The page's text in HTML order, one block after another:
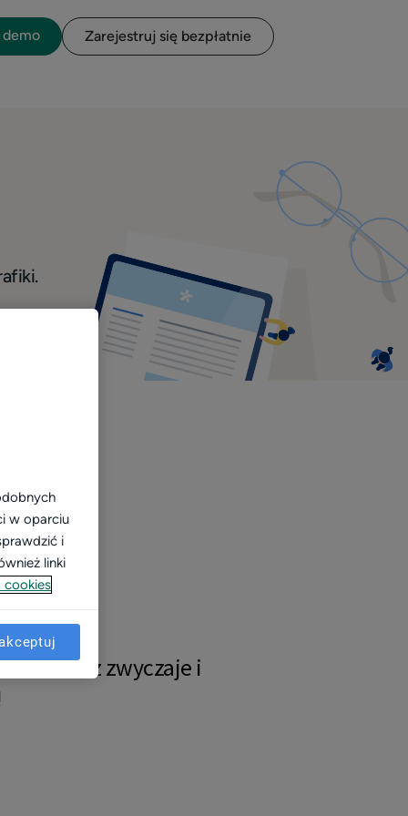
demo Zarejestruj się bezpłatnie
w oparciu
i
linki
cookies